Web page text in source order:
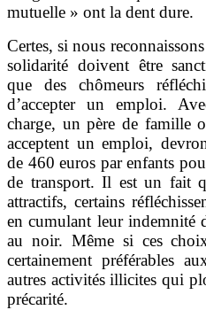
mutuelle » ont la dent dure.
Certes, si nous
solidarité doivent être
que des chômeurs
d’accepter un emploi.
charge, un père de famille
acceptent un emploi,
de 460 euros par enfants
de transport. Il est un fait
attractifs, certains
en cumulant leur indemnité
au noir. Même si ces
certainement préférables
autres activités illicites qui
précarité.